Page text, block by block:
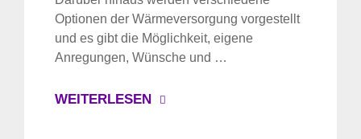
Optionen der Wärmeversorgung vorgestellt
und es gibt die Möglichkeit, eigene
Anregungen, Wünsche und …
WEITERLESEN